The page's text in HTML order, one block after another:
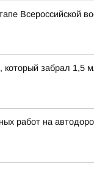
Всероссийской
забрал 1,5
работ на